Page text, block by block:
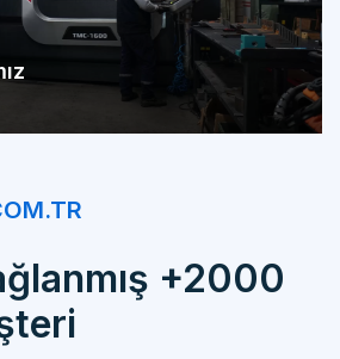
+2000
memnuniyeti sağlamış. Güven